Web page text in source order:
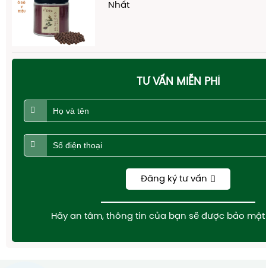
Nhất
TƯ VẤN MIỄN PHÍ
Đăng ký tư vấn
Hãy an tâm, thông tin của bạn sẽ được bảo